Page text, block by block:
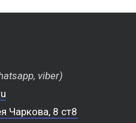
viber)
Чаркова, 8 ст8